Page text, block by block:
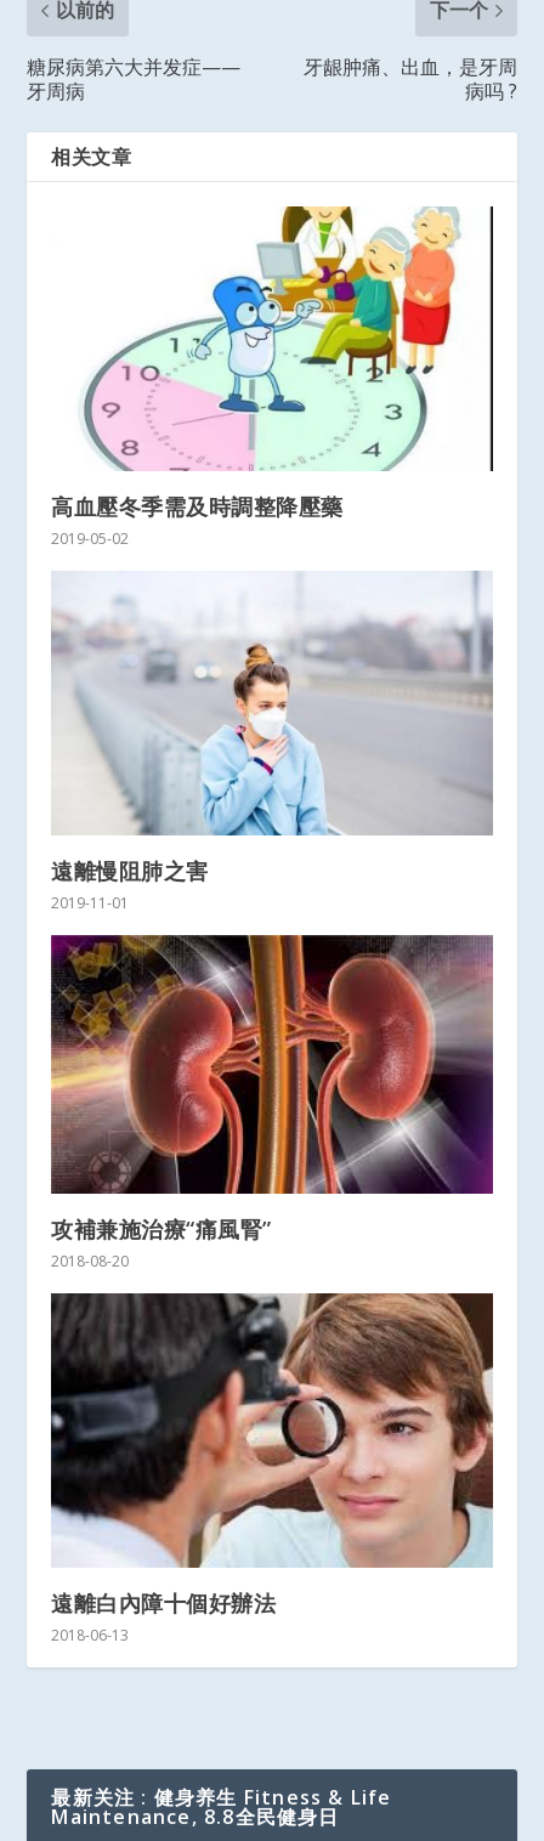
以前的
糖尿病第六大并发症——
牙周病
下一个
牙龈肿痛、出血，是牙周
病吗 ?
相关文章
高血壓冬季需及時調整降壓藥
2019-05-02
遠離慢阻肺之害
2019-11-01
攻補兼施治療“痛風腎”
2018-08-20
遠離白內障十個好辦法
2018-06-13
最新关注 : 健身养生 Fitness & Life
Maintenance, 8.8全民健身日